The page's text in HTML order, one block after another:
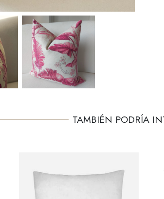
TAMBIÉN PODRÍA